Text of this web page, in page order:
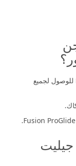
نظام حلاقة دقيق مزود بتقنية FlexBall للوصول لجميع